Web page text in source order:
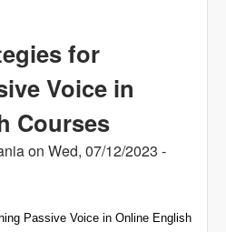
for
Voice in
Courses
on Wed, 07/12/2023 -
Passive Voice in Online English